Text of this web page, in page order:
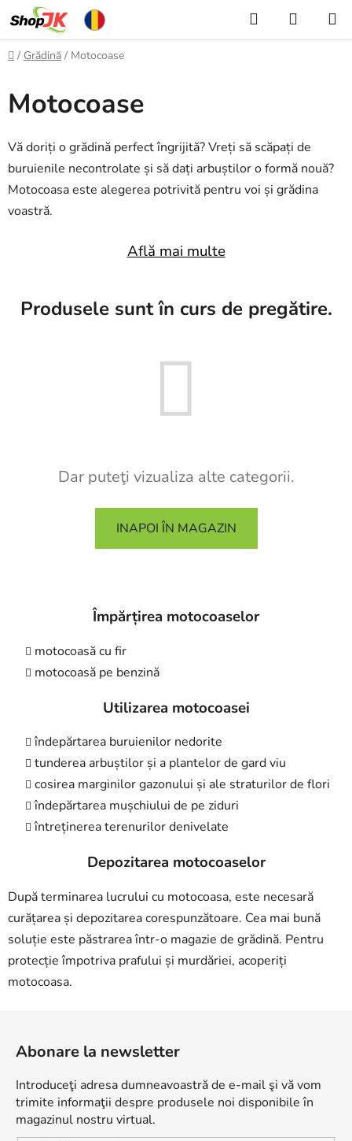
conținut
Căutare
DE
Acasă
/ Grădină / Motocoase
Motocoase
Vă doriți o grădină perfect îngrijită? Vreți să scăpați de
buruienile necontrolate și să dați arbuștilor o formă nouă?
Motocoasa este alegerea potrivită pentru voi și grădina
voastră.
Află mai multe
Produsele sunt în curs de pregătire.
Dar puteţi vizualiza alte categorii.
INAPOI ÎN MAGAZIN
Împărțirea motocoaselor
motocoasă cu fir
motocoasă pe benzină
Utilizarea motocoasei
îndepărtarea buruienilor nedorite
tunderea arbuștilor și a plantelor de gard viu
cosirea marginilor gazonului și ale straturilor de flori
îndepărtarea mușchiului de pe ziduri
întreținerea terenurilor denivelate
Depozitarea motocoaselor
După terminarea lucrului cu motocoasa, este necesară
curățarea și depozitarea corespunzătoare. Cea mai bună
soluție este păstrarea într-o magazie de grădină. Pentru
protecție împotriva prafului și murdăriei, acoperiți
motocoasa.
Abonare la newsletter
Introduceţi adresa dumneavoastră de e-mail şi vă vom
trimite informaţii despre produsele noi disponibile în
magazinul nostru virtual.